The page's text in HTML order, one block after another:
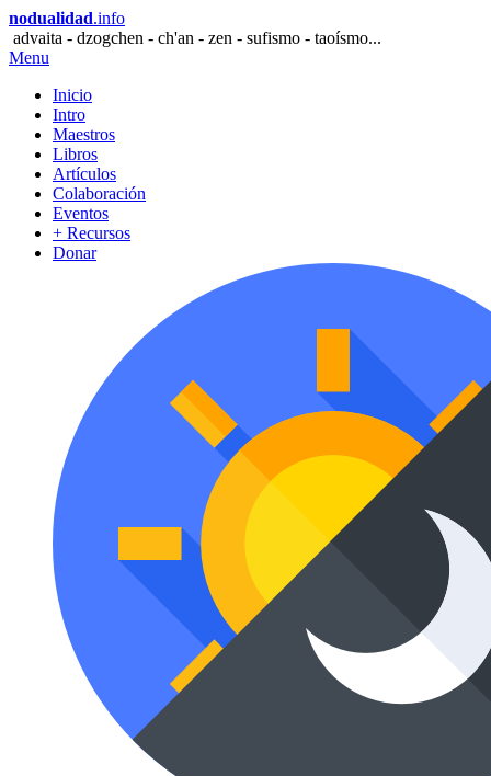
nodualidad.info
advaita - dzogchen - ch'an - zen - sufismo - taoísmo...
Menu
Inicio
Intro
Maestros
Libros
Artículos
Colaboración
Eventos
+ Recursos
Donar